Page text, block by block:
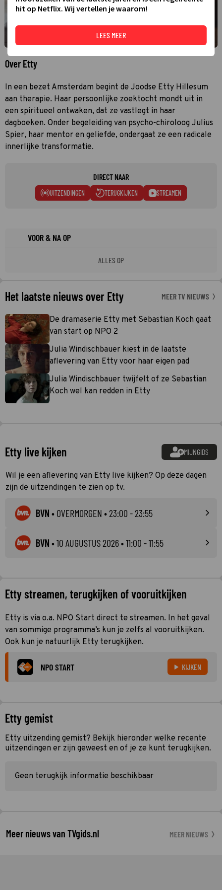
Over Etty
In een bezet Amsterdam begint de Joodse Etty Hillesum
aan therapie. Haar persoonlijke zoektocht mondt uit in
een spiritueel ontwaken, dat ze vastlegt in haar
dagboeken. Onder begeleiding van psycho-chiroloog Julius
Spier, haar mentor en geliefde, ondergaat ze een radicale
innerlijke transformatie.
DIRECT NAAR
UITZENDINGEN TERUGKIJKEN STREAMEN
VOOR & NA OP
ALLES OP
Het laatste nieuws over Etty MEER TV NIEUWS
De dramaserie Etty met Sebastian Koch gaat
van start op NPO 2
Julia Windischbauer kiest in de laatste
aflevering van Etty voor haar eigen pad
Julia Windischbauer twijfelt of ze Sebastian
Koch wel kan redden in Etty
Etty live kijken MIJNGIDS
Wil je een aflevering van Etty live kijken? Op deze dagen
zijn de uitzendingen te zien op tv.
BVN • OVERMORGEN • 23:00 - 23:55
BVN •10 AUGUSTUS 2026• 11:00 - 11:55
Etty streamen, terugkijken of vooruitkijken
Etty is via o.a. NPO Start direct te streamen. In het geval
van sommige programma’s kun je zelfs al vooruitkijken.
Ook kun je natuurlijk Etty terugkijken.
NPO START KIJKEN
Etty gemist
Etty uitzending gemist? Bekijk hieronder welke recente
uitzendingen er zijn geweest en of je ze kunt terugkijken.
Geen terugkijk informatie beschikbaar
Meer nieuws van TVgids.nl MEER NIEUWS
hit op Netflix. Wij vertellen je waarom!
LEES MEER